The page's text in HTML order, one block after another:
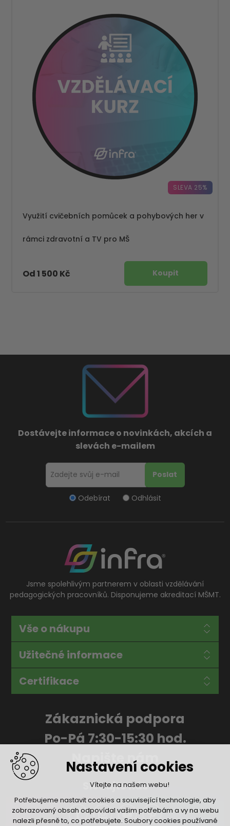
Nastavení cookies
Vítejte na našem webu!
Potřebujeme nastavit cookies a související technologie, aby
zobrazovaný obsah odpovídal vašim potřebám a vy na webu
nalezli přesně to, co potřebujete. Soubory cookies používané
SLEVA 25%
Využití cvičebních pomůcek a pohybových her v
rámci zdravotní a TV pro MŠ
Od 1 500 Kč
Dostávejte informace o novinkách, akcích a
slevách e-mailem
Odebírat Odhlásit
Jsme spolehlivým partnerem v oblasti vzdělávání
pedagogických pracovníků. Disponujeme akreditací MŠMT.
Vše o nákupu
Užitečné informace
Certifikace
Zákaznická podpora
Po-Pá 7:30-15:30 hod.
Napište nám
Sledujte nás